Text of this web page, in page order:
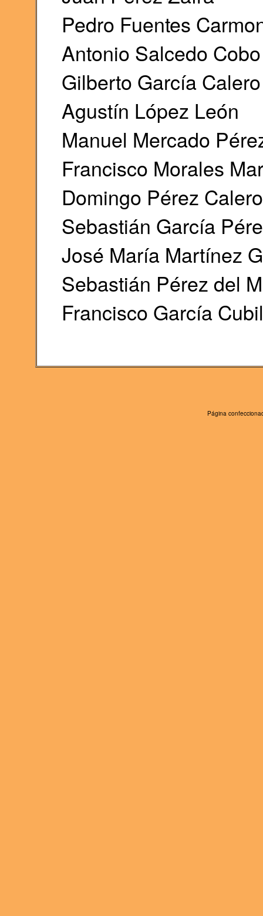
Pedro Fuentes
Antonio Salcedo Cobo
Gilberto García Calero
Agustín López León
Manuel Mercado
Francisco Morales
Domingo Pérez Calero
Sebastián García
José María Martínez
Sebastián Pérez del
Francisco García
Página